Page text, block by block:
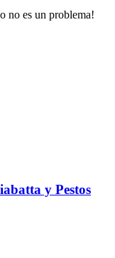
no es un problema!
y Pestos